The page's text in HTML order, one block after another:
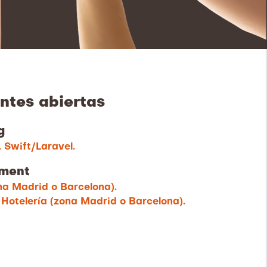
abiertas
Swift/Laravel.
Madrid o Barcelona).
Hotelería (zona Madrid o Barcelona).